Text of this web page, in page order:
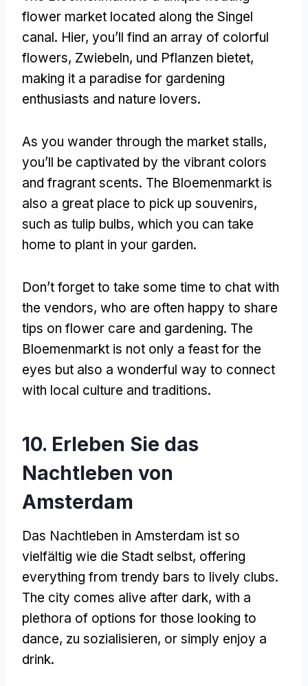
flower market located along the Singel
canal. Hier, you’ll find an array of colorful
flowers, Zwiebeln, und Pflanzen bietet,
making it a paradise for gardening
enthusiasts and nature lovers.
As you wander through the market stalls,
you’ll be captivated by the vibrant colors
and fragrant scents. The Bloemenmarkt is
also a great place to pick up souvenirs,
such as tulip bulbs, which you can take
home to plant in your garden.
Don’t forget to take some time to chat with
the vendors, who are often happy to share
tips on flower care and gardening. The
Bloemenmarkt is not only a feast for the
eyes but also a wonderful way to connect
with local culture and traditions.
10. Erleben Sie das
Nachtleben von
Amsterdam
Das Nachtleben in Amsterdam ist so
vielfältig wie die Stadt selbst, offering
everything from trendy bars to lively clubs.
The city comes alive after dark, with a
plethora of options for those looking to
dance, zu sozialisieren, or simply enjoy a
drink.